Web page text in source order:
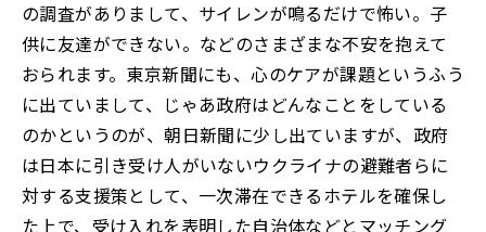
の調査がありまして、サイレンが鳴るだけで怖い。子
供に友達ができない。などのさまざまな不安を抱えて
おられます。東京新聞にも、心のケアが課題というふう
に出ていまして、じゃあ政府はどんなことをしている
のかというのが、朝日新聞に少し出ていますが、政府
は日本に引き受け人がいないウクライナの避難者らに
対する支援策として、一次滞在できるホテルを確保し
た上で、受け入れを表明した自治体などとマッチング